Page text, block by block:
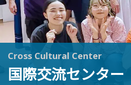
Cross Cultural Center
国際交流センター